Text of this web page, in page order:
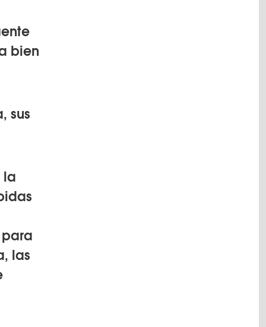
bien
sus
la
las